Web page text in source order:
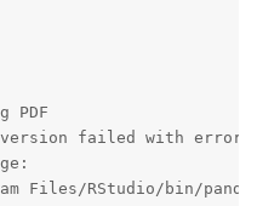
PDF
failed with error
Files/RStudio/bin/